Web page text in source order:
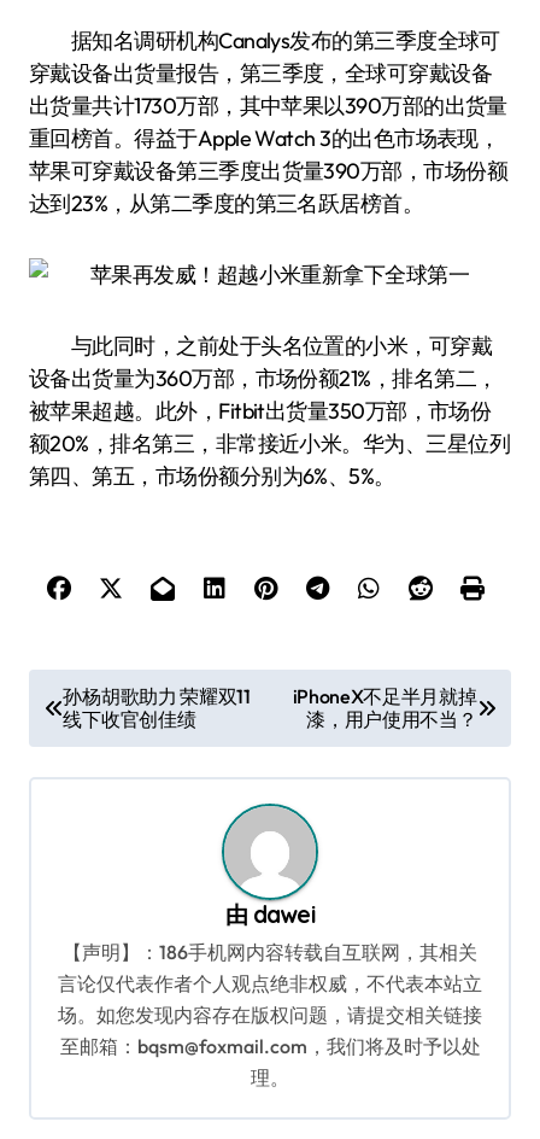
据知名调研机构Canalys发布的第三季度全球可
穿戴设备出货量报告，第三季度，全球可穿戴设备
出货量共计1730万部，其中苹果以390万部的出货量
重回榜首。得益于Apple Watch 3的出色市场表现，
苹果可穿戴设备第三季度出货量390万部，市场份额
达到23%，从第二季度的第三名跃居榜首。
与此同时，之前处于头名位置的小米，可穿戴
设备出货量为360万部，市场份额21%，排名第二，
被苹果超越。此外，Fitbit出货量350万部，市场份
额20%，排名第三，非常接近小米。华为、三星位列
第四、第五，市场份额分别为6%、5%。
章
导
孙杨胡歌助力 荣耀双11
线下收官创佳绩
iPhoneX不足半月就掉
漆，用户使用不当？
由 dawei
【声明】：186手机网内容转载自互联网，其相关
言论仅代表作者个人观点绝非权威，不代表本站立
场。如您发现内容存在版权问题，请提交相关链接
至邮箱：bqsm@foxmail.com，我们将及时予以处
理。